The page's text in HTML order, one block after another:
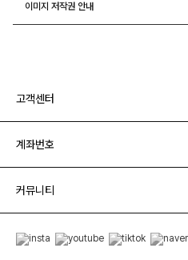
이미지 저작권 안내
고객센터
계좌번호
커뮤니티